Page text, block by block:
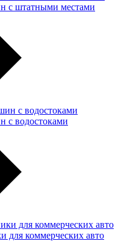
с штатными местами
с водостоками
для коммерческих авто